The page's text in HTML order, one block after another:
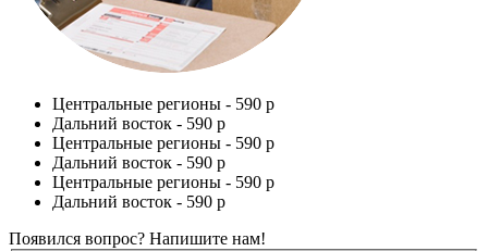
Центральные регионы - 590 р
Дальний восток - 590 р
Центральные регионы - 590 р
Дальний восток - 590 р
Центральные регионы - 590 р
Дальний восток - 590 р
Появился вопрос? Напишите нам!